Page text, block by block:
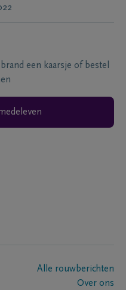
een kaarsje of bestel
Alle rouwberichten
Over ons